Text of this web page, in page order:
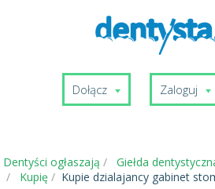
Dołącz Zaloguj
Dentyści ogłaszają
Giełda
Kupię
Kupie dzialajancy gabinet